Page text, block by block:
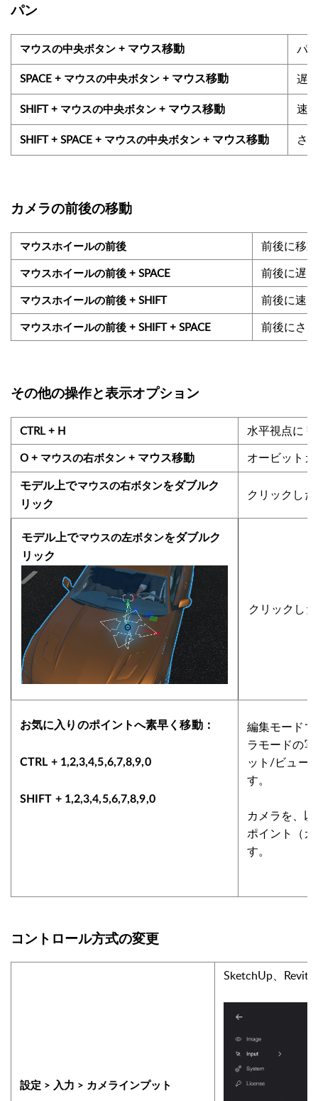
パン
マウスの中央ボタン + マウス移動 パ
SPACE + マウスの中央ボタン + マウス移動 遅
SHIFT+ マウスの中央ボタン + マウス移動 速
SHIFT + SPACE + マウスの中央ボタン + マウス移動 さ
カメラの前後の移動
マウスホイールの前後 前後に移動
マウスホイールの前後 + SPACE 前後に遅
マウスホイールの前後 + SHIFT 前後に速
マウスホイールの前後 + SHIFT + SPACE 前後にさ
その他の操作と表示オプション
CTRL + H 水平視点に
O + マウスの右ボタン + マウス移動 オービット
モデル上でマウスの右ボタンをダブルク
リック
クリックし
モデル上でマウスの左ボタンをダブルク
リック
クリックし
お気に入りのポイントへ素早く移動：
CTRL + 1,2,3,4,5,6,7,8,9,0
SHIFT + 1,2,3,4,5,6,7,8,9,0
編集モード
ラモードの
ット/ビュー
す。
カメラを、
ポイント（
す。
コントロール方式の変更
設定 > 入力 > カメラインプット
SketchUp、Revit